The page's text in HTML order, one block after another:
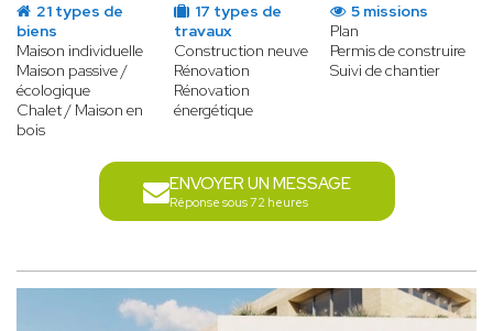
21 types de
biens
Maison individuelle
Maison passive /
écologique
Chalet / Maison en
bois
17 types de
travaux
Construction neuve
Rénovation
Rénovation
énergétique
5 missions
Plan
Permis de construire
Suivi de chantier
ENVOYER UN MESSAGE
Réponse sous 72 heures